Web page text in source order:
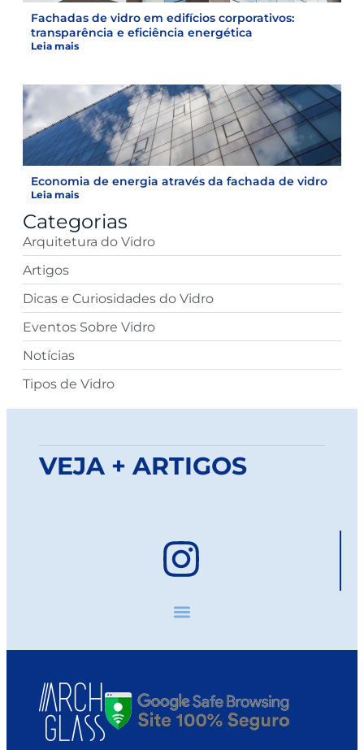
Fachadas de vidro em edifícios corporativos:
transparência e eficiência energética
Leia mais
Economia de energia através da fachada de vidro
Leia mais
Categorias
Arquitetura do Vidro
Artigos
Dicas e Curiosidades do Vidro
Eventos Sobre Vidro
Notícias
Tipos de Vidro
VEJA + ARTIGOS